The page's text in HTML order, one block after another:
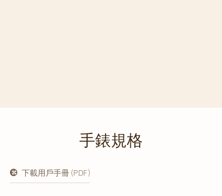
手錶規格
下載用戶手冊 (PDF)
在
新